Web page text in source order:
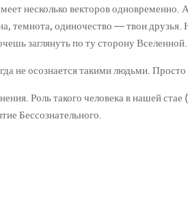
несколько векторов
темнота, одиночество — твои друзья.
заглянуть по ту сторону Вселенной.
не осознается такими людьми.
Роль такого человека в нашей
Бессознательного.